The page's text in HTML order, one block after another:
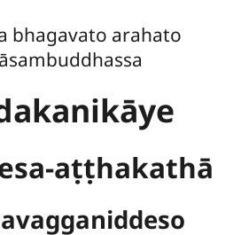
bhagavato arahato
aṭṭhakathā